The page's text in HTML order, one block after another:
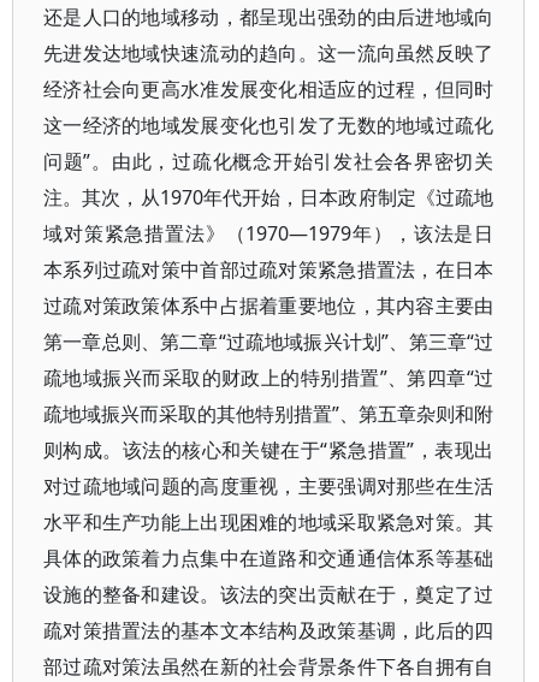
还是人口的地域移动，都呈现出强劲的由后进地域向
先进发达地域快速流动的趋向。这一流向虽然反映了
经济社会向更高水准发展变化相适应的过程，但同时
这一经济的地域发展变化也引发了无数的地域过疏化
问题”。由此，过疏化概念开始引发社会各界密切关
注。其次，从1970年代开始，日本政府制定《过疏地
域对策紧急措置法》（1970—1979年），该法是日
本系列过疏对策中首部过疏对策紧急措置法，在日本
过疏对策政策体系中占据着重要地位，其内容主要由
第一章总则、第二章“过疏地域振兴计划”、第三章“过
疏地域振兴而采取的财政上的特别措置”、第四章“过
疏地域振兴而采取的其他特别措置”、第五章杂则和附
则构成。该法的核心和关键在于“紧急措置”，表现出
对过疏地域问题的高度重视，主要强调对那些在生活
水平和生产功能上出现困难的地域采取紧急对策。其
具体的政策着力点集中在道路和交通通信体系等基础
设施的整备和建设。该法的突出贡献在于，奠定了过
疏对策措置法的基本文本结构及政策基调，此后的四
部过疏对策法虽然在新的社会背景条件下各自拥有自